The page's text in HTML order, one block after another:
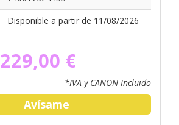
Disponible a partir de 11/08/2026
229,00 €
*IVA y CANON Incluido
Avísame